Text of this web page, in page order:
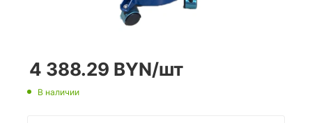
4 388.29 BYN/шт
В наличии